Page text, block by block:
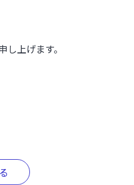
上げます。